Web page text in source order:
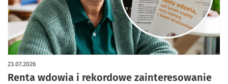
Renta wdowia i rekordowe zainteresowanie
23.07.2026
artykuł z galerią zdjęć